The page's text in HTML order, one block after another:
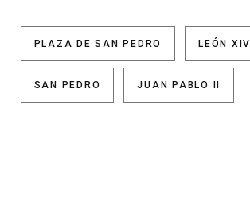
PLAZA DE SAN PEDRO LEÓN XIV
SAN PEDRO JUAN PABLO II